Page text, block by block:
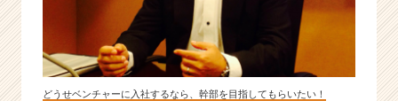
創
る！
|
どうせベンチャーに入社するなら、幹部を目指してもらいたい！